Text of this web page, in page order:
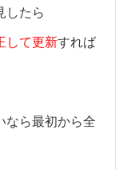
したら
して更新すれば
なら最初から全